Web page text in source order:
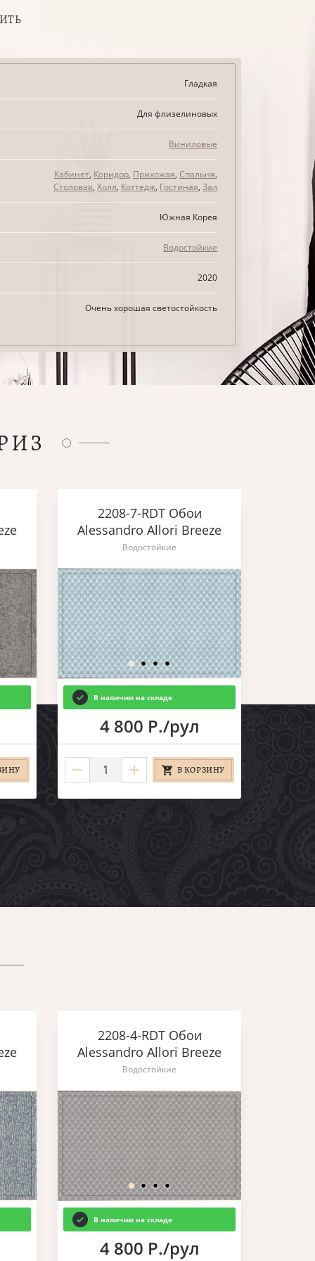
Гладкая
Для флизелиновых
Виниловые
Кабинет, Коридор, Прихожая, Спальня,
Столовая, Холл, Коттедж, Гостиная, Зал
Южная Корея
Водостойкие
2020
Очень хорошая светостойкость
2208-7-RDT Обои
Alessandro Allori Breeze
Водостойкие
В наличии на складе
4 800 Р./рул
В КОРЗИНУ
2208-4-RDT Обои
Alessandro Allori Breeze
Водостойкие
В наличии на складе
4 800 Р./рул